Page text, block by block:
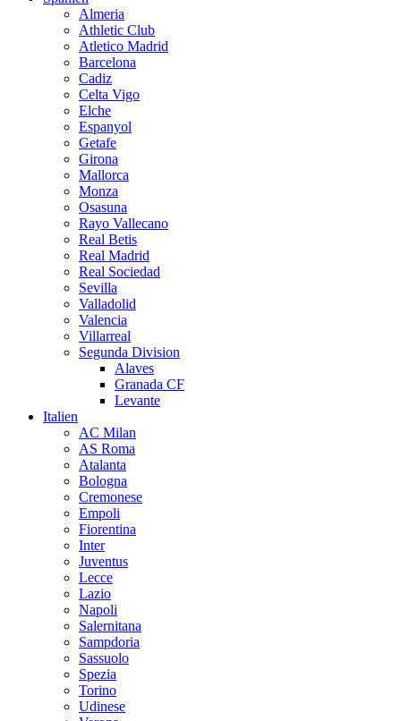
Almeria
Athletic Club
Atletico Madrid
Barcelona
Cadiz
Celta Vigo
Elche
Espanyol
Getafe
Girona
Mallorca
Monza
Osasuna
Rayo Vallecano
Real Betis
Real Madrid
Real Sociedad
Sevilla
Valladolid
Valencia
Villarreal
Segunda Division
Alaves
Granada CF
Levante
Italien
AC Milan
AS Roma
Atalanta
Bologna
Cremonese
Empoli
Fiorentina
Inter
Juventus
Lecce
Lazio
Napoli
Salernitana
Sampdoria
Sassuolo
Spezia
Torino
Udinese